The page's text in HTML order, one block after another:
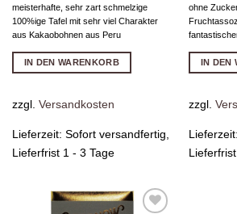
meisterhafte, sehr zart schmelzige
100%ige Tafel mit sehr viel Charakter
aus Kakaobohnen aus Peru
IN DEN WARENKORB
zzgl. Versandkosten
Lieferzeit: Sofort versandfertig,
Lieferfrist 1 - 3 Tage
ohne
IN DEN
zzgl.
Lieferzeit: